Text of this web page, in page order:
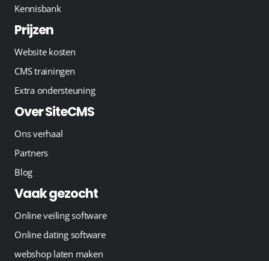
Kennisbank
Prijzen
Website kosten
CMS trainingen
Extra ondersteuning
Over SiteCMS
Ons verhaal
Partners
Blog
Vaak gezocht
Online veiling software
Online dating software
webshop laten maken